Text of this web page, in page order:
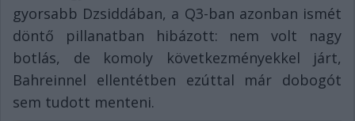
gyorsabb Dzsiddában, a Q3-ban azonban ismét
döntő pillanatban hibázott: nem volt nagy
botlás, de komoly következményekkel járt,
Bahreinnel ellentétben ezúttal már dobogót
sem tudott menteni.